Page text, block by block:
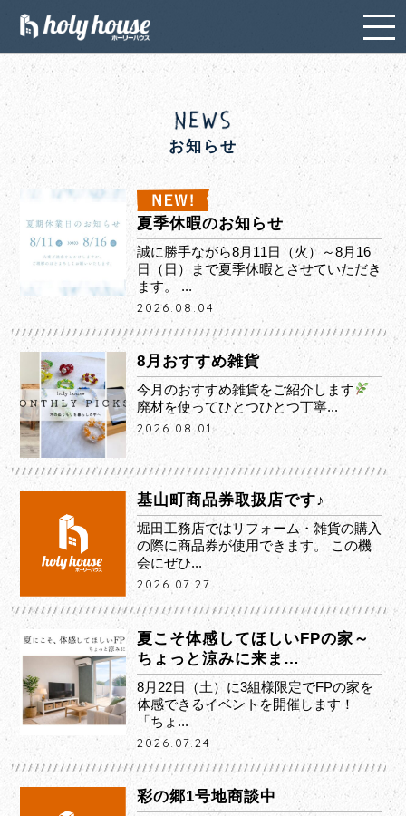
お知らせ
夏季休暇のお知らせ
誠に勝手ながら8月11日（火）～8月16
日（日）まで夏季休暇とさせていただき
ます。 ...
2026.08.04
8月おすすめ雑貨
今月のおすすめ雑貨をご紹介します
廃材を使ってひとつひとつ丁寧...
2026.08.01
基山町商品券取扱店です♪
堀田工務店ではリフォーム・雑貨の購入
の際に商品券が使用できます。 この機
会にぜひ...
2026.07.27
夏こそ体感してほしいFPの家～
ちょっと涼みに来ま…
8月22日（土）に3組様限定でFPの家を
体感できるイベントを開催します！
「ちょ...
2026.07.24
彩の郷1号地商談中